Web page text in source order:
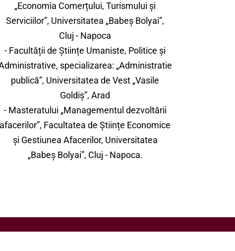
„Economia Comerțului, Turismului și
Serviciilor”, Universitatea „Babeș Bolyai”,
Cluj - Napoca
- Facultății de Științe Umaniste, Politice și
specializarea: „Administratie
publică”, Universitatea de Vest „Vasile
Goldiș”, Arad
- Masteratului „Managementul dezvoltării
afacerilor”, Facultatea de Științe Economice
și Gestiunea Afacerilor, Universitatea
„Babeș Bolyai”, Cluj - Napoca.